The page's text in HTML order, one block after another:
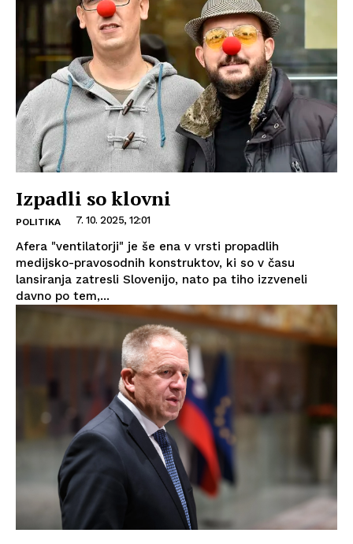
Izpadli so klovni
POLITIKA 7. 10. 2025, 12:01
Afera "ventilatorji" je še ena v vrsti propadlih
medijsko-pravosodnih konstruktov, ki so v času
lansiranja zatresli Slovenijo, nato pa tiho izzveneli
davno po tem,...